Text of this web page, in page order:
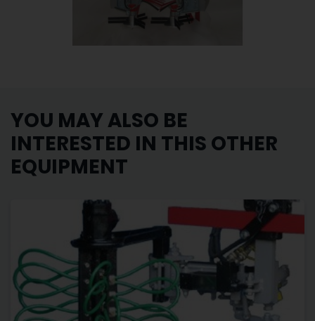
YOU MAY ALSO BE
INTERESTED IN THIS OTHER
EQUIPMENT